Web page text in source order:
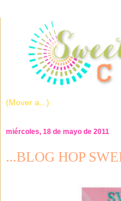
miércoles, 18 de mayo de 2011
...BLOG HOP